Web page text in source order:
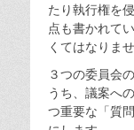
たり執行権を
点も書かれて
くてはなりませ
３つの委員会
うち、議案へ
つ重要な「質